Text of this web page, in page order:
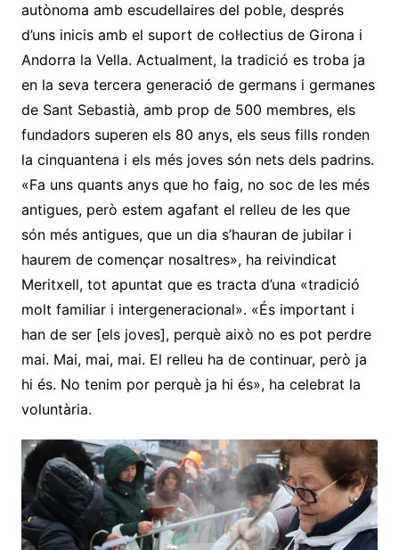
autònoma amb escudellaires del poble, després
d’uns inicis amb el suport de col·lectius de Girona i
Andorra la Vella. Actualment, la tradició es troba ja
en la seva tercera generació de germans i germanes
de Sant Sebastià, amb prop de 500 membres, els
fundadors superen els 80 anys, els seus fills ronden
la cinquantena i els més joves són nets dels padrins.
«Fa uns quants anys que ho faig, no soc de les més
antigues, però estem agafant el relleu de les que
són més antigues, que un dia s’hauran de jubilar i
haurem de començar nosaltres», ha reivindicat
Meritxell, tot apuntat que es tracta d’una «tradició
molt familiar i intergeneracional». «És important i
han de ser [els joves], perquè això no es pot perdre
mai. Mai, mai, mai. El relleu ha de continuar, però ja
hi és. No tenim por perquè ja hi és», ha celebrat la
voluntària.